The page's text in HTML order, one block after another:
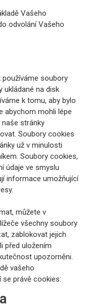
Vašeho
odvolání Vašeho
soubory
ukládané na disk
k tomu, aby bylo
abychom mohli lépe
stránky
Soubory cookies
už v minulosti
Soubory cookies,
údaje ve smyslu
informace umožňující
můžete v
všechny soubory
zablokovat jejich
před uložením
upozorněni.
vašeho
právě cookies: